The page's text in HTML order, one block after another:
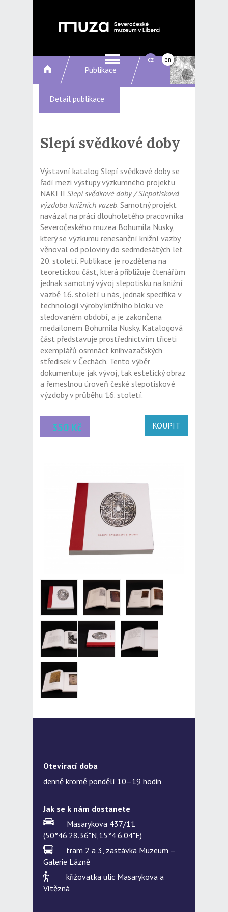
cz en
Publikace
Detail publikace
Slepí svědkové doby
Výstavní katalog Slepí svědkové doby se
řadí mezi výstupy výzkumného projektu
NAKI II Slepí svědkové doby / Slepotisková
výzdoba knižních vazeb. Samotný projekt
navázal na práci dlouholetého pracovníka
Severočeského muzea Bohumila Nusky,
který se výzkumu renesanční knižní vazby
věnoval od poloviny do sedmdesátých let
20. století. Publikace je rozdělena na
teoretickou část, která přibližuje čtenářům
jednak samotný vývoj slepotisku na knižní
vazbě 16. století u nás, jednak specifika v
technologii výroby knižního bloku ve
sledovaném období, a je zakončena
medailonem Bohumila Nusky. Katalogová
část představuje prostřednictvím třiceti
exemplářů osmnáct knihvazačských
středisek v Čechách. Tento výběr
dokumentuje jak vývoj, tak estetický obraz
a řemeslnou úroveň české slepotiskové
výzdoby v průběhu 16. století.
350 Kč KOUPIT
Otevírací doba
denně kromě pondělí 10–19 hodin
Jak se k nám dostanete
Masarykova 437/11
(50°46'28.36"N,15°4'6.04"E)
tram 2 a 3, zastávka Muzeum –
Galerie Lázně
křižovatka ulic Masarykova a
Vítězná